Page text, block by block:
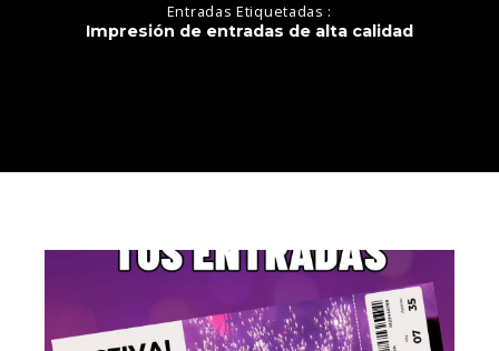
Entradas Etiquetadas :
Impresión de entradas de alta calidad